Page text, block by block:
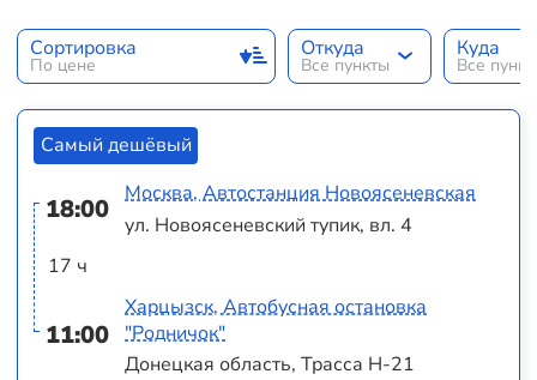
Сортировка
По цене
Откуда
Все пункты
Куда
Все
Самый дешёвый
18:00
17 ч
11:00
Москва, Автостанция Новоясеневская
ул. Новоясеневский тупик, вл. 4
Харцызск, Автобусная остановка
"Родничок"
Донецкая область, Трасса Н-21